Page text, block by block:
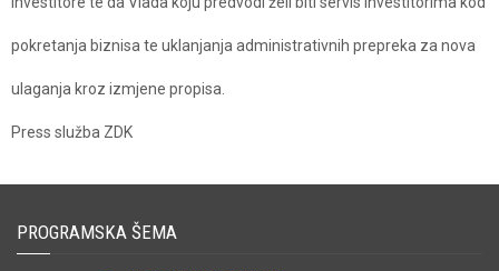
pokretanja biznisa te uklanjanja administrativnih prepreka za nova
ulaganja kroz izmjene propisa.
Press služba ZDK
PROGRAMSKA ŠEMA